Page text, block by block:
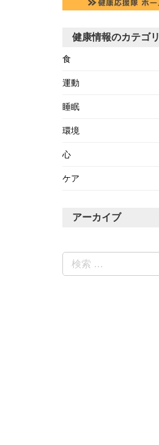
健康情報のカテゴリ
食
運動
睡眠
環境
心
ケア
アーカイブ